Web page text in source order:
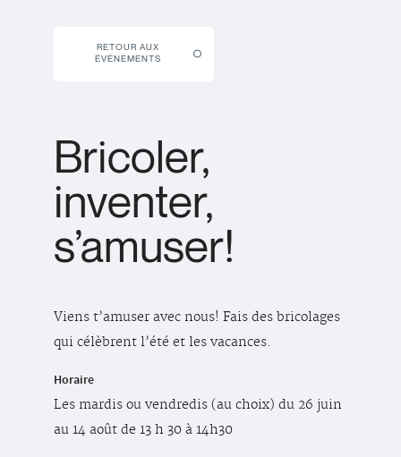
RETOUR AUX
ÉVÉNEMENTS
Bricoler,
inventer,
s’amuser!
Viens t’amuser avec nous! Fais des bricolages
qui célèbrent l’été et les vacances.
Horaire
Les mardis ou vendredis (au choix) du 26 juin
au 14 août de 13 h 30 à 14h30